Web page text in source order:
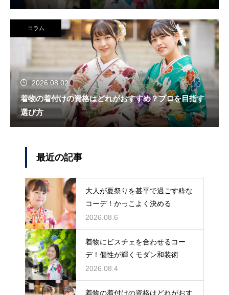
コラム
2026.08.02
着物の着付けの資格はどれがおすすめ？プロを目指す
選び方
最近の記事
大人が夏祭りを甚平で過ごす粋な
コーデ！かっこよく決める
2026.08.6
着物にビスチェを合わせるコー
デ！個性が輝くモダン和装術
2026.08.4
着物の着付けの資格はどれがおす